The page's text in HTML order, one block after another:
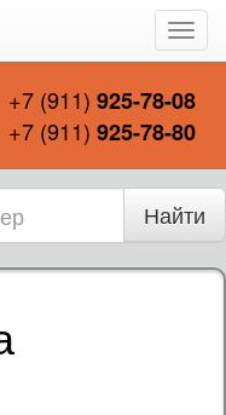
+7 (911) 925-78-08
+7 (911) 925-78-80
Найти